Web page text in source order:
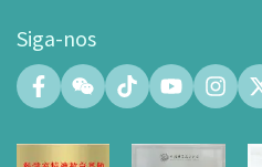
leitura
- Laboratório de Fabricação
- Laboratório de Redes
Siga-nos